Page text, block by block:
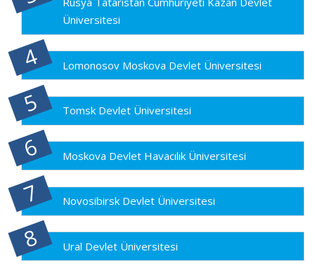
Üniversitesi
Lomonosov Moskova Devlet Üniversitesi
Tomsk Devlet Üniversitesi
Moskova Devlet Havacılık Üniversitesi
Novosibirsk Devlet Üniversitesi
Ural Devlet Üniversitesi